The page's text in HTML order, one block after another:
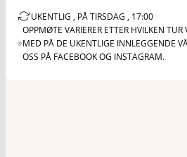
UKENTLIG , PÅ TIRSDAG , 17:00
OPPMØTE VARIERER ETTER HVILKEN TUR
MED PÅ DE UKENTLIGE INNLEGGENDE
OSS PÅ FACEBOOK OG INSTAGRAM.